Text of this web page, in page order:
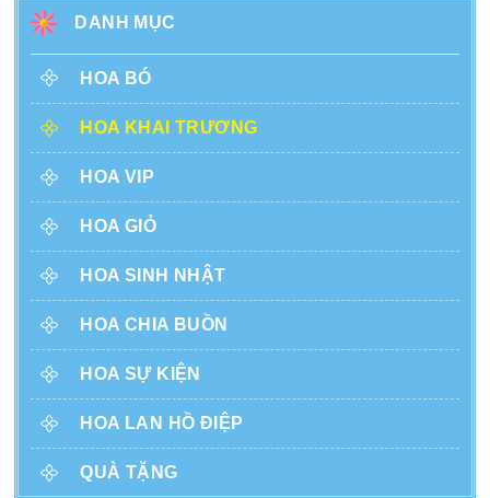
DANH MỤC
HOA BÓ
HOA KHAI TRƯƠNG
HOA VIP
HOA GIỎ
HOA SINH NHẬT
HOA CHIA BUỒN
HOA SỰ KIỆN
HOA LAN HỒ ĐIỆP
QUÀ TẶNG